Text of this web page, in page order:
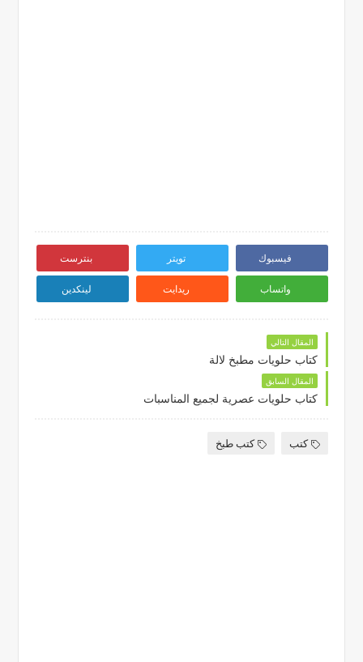
فيسبوك تويتر بنترست
واتساب ريدايت لينكدين
المقال التالي
كتاب حلويات مطبخ لالة
المقال السابق
كتاب حلويات عصرية لجميع المناسبات
كتب كتب طبخ